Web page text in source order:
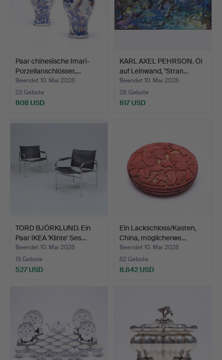
Paar chinesische Imari-
Porzellanschlösser,…
Beendet 10. Mai 2026
23 Gebote
808 USD
KARL AXEL PEHRSON. Öl
auf Leinwand, "Stran…
Beendet 10. Mai 2026
28 Gebote
817 USD
TORD BJÖRKLUND. Ein
Paar IKEA 'Klinte' Ses…
Beendet 10. Mai 2026
13 Gebote
527 USD
Ein Lackschloss/Kasten,
China, möglicherwe…
Beendet 10. Mai 2026
62 Gebote
8.642 USD